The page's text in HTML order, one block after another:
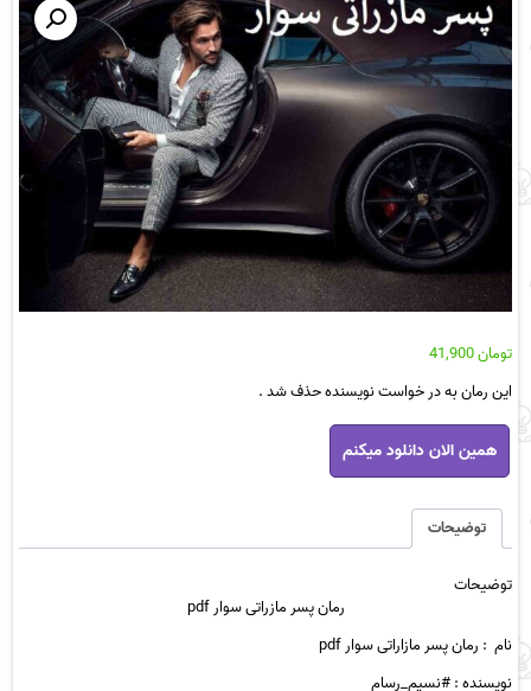
تومان41,900
این رمان به در خواست نویسنده حذف شد .
رمان
پسر
مازراتی
pdf
عدد
همین الان دانلود میکنم
توضیحات
توضیحات
رمان پسر مازراتی سوار pdf
نام : رمان پسر مازاراتی سوار pdf
نویسنده : #نسیم_رسام